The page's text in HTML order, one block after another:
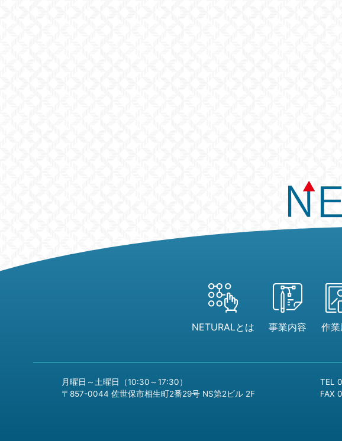
NETURALとは 事業内容 作
月曜日～土曜日（10:30～17:30）
〒857-0044 佐世保市相生町2番29号 NS第2ビル 2F
TEL
FAX